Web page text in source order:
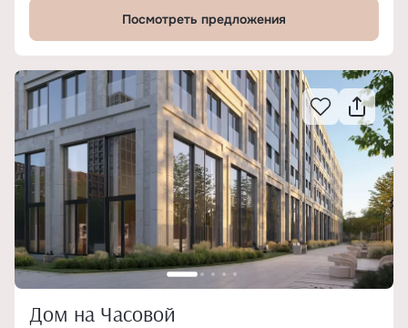
Посмотреть предложения
Дом на Часовой